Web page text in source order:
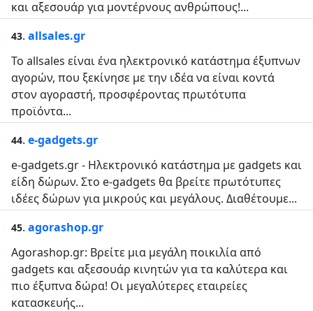
και αξεσουάρ για μοντέρνους ανθρώπους!...
43. allsales.gr
Το allsales είναι ένα ηλεκτρονικό κατάστημα έξυπνων
αγορών, που ξεκίνησε με την ιδέα να είναι κοντά
στον αγοραστή, προσφέροντας πρωτότυπα
προϊόντα...
44. e-gadgets.gr
e-gadgets.gr - Ηλεκτρονικό κατάστημα με gadgets και
είδη δώρων. Στο e-gadgets θα βρείτε πρωτότυπες
ιδέες δώρων για μικρούς και μεγάλους. Διαθέτουμε...
45. agorashop.gr
Agorashop.gr: Βρείτε μια μεγάλη ποικιλία από
gadgets και αξεσουάρ κινητών για τα καλύτερα και
πιο έξυπνα δώρα! Οι μεγαλύτερες εταιρείες
κατασκευής...